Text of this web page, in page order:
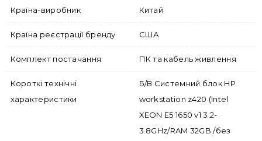
Країна-виробник Китай
Країна реєстрації бренду США
Комплект постачання ПК та кабель живлення
Короткі технічні
характеристики
Б/В Системний блок HP
workstation z420 (Intel
XEON E5 1650 v1 3.2-
3.8GHz/RAM 32GB /без